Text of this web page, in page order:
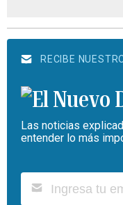
RECIBE
Las noticias
entender lo más